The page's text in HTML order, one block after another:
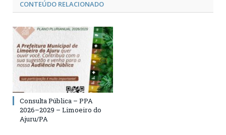
CONTEÚDO RELACIONADO
Consulta Pública – PPA
2026–2029 – Limoeiro do
Ajuru/PA